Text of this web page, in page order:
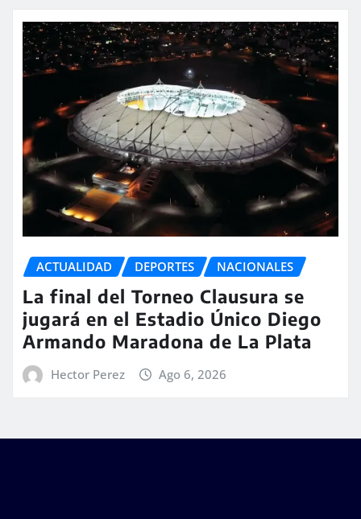
ACTUALIDAD DEPORTES NACIONALES
La final del Torneo Clausura se
jugará en el Estadio Único Diego
Armando Maradona de La Plata
Hector Perez Ago 6, 2026